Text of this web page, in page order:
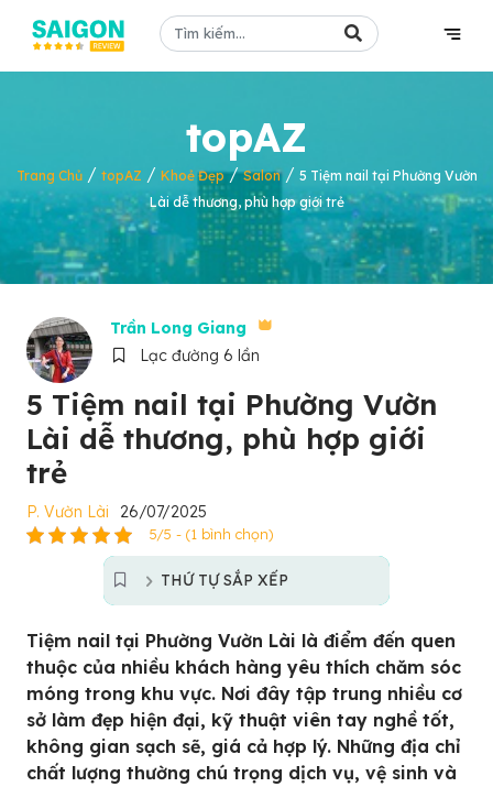
topAZ
Trang Chủ/ topAZ / Khoẻ Đẹp/Salon/ 5 Tiệm nail tại Phường Vườn
Lài dễ thương, phù hợp giới trẻ
Trần Long Giang
Lạc đường 6 lần
5 Tiệm nail tại Phường Vườn
Lài dễ thương, phù hợp giới
trẻ
P. Vườn Lài 26/07/2025
5/5 - (1 bình chọn)
THỨ TỰ SẮP XẾP
Tiệm nail tại Phường Vườn Lài là điểm đến quen
thuộc của nhiều khách hàng yêu thích chăm sóc
móng trong khu vực. Nơi đây tập trung nhiều cơ
sở làm đẹp hiện đại, kỹ thuật viên tay nghề tốt,
không gian sạch sẽ, giá cả hợp lý. Những địa chỉ
chất lượng thường chú trọng dịch vụ, vệ sinh và